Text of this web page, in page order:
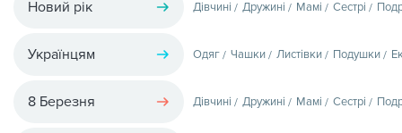
Новий рік Дівчині Дружині Мамі Сестрі
Українцям Одяг Чашки Листівки Подушки
8 Березня Дівчині Дружині Мамі Сестрі